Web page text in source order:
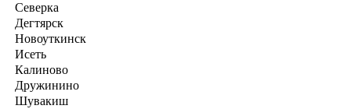
Северка
Дегтярск
Новоуткинск
Исеть
Калиново
Дружинино
Шувакиш